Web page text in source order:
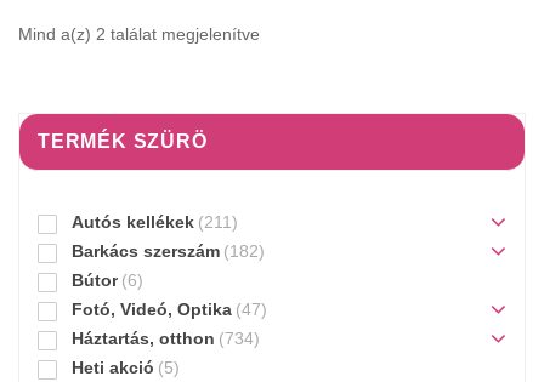
Mind a(z) 2 találat megjelenítve
TERMÉK SZÜRÖ
Autós kellékek (211)
Barkács szerszám (182)
Bútor (6)
Fotó, Videó, Optika (47)
Háztartás, otthon (734)
Heti akció (5)